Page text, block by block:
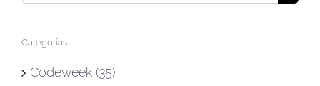
Categorías
Codeweek (35)